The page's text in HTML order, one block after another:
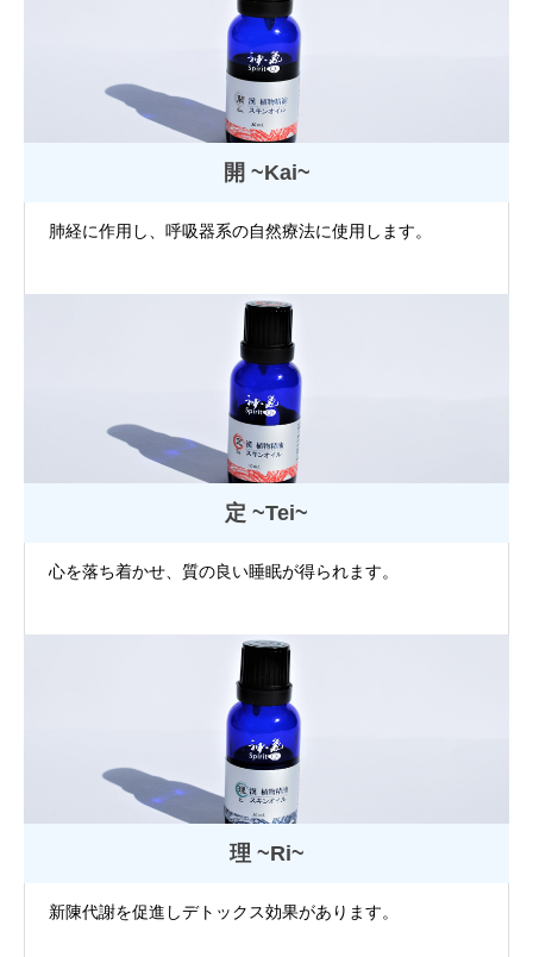
開 ~Kai~
肺経に作用し、呼吸器系の自然療法に使用します。
定 ~Tei~
心を落ち着かせ、質の良い睡眠が得られます。
理 ~Ri~
新陳代謝を促進しデトックス効果があります。